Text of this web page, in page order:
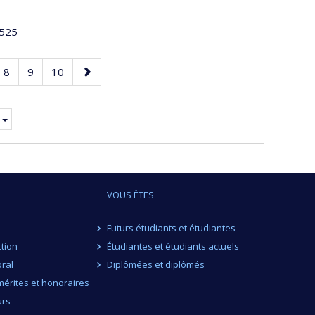
Page
8 Page
9 Page
10
Page
suivante
et honoraires
VOUS ÊTES
Futurs étudiants et étudiantes
Étudiantes et étudiants actuels
Diplômées et diplômés